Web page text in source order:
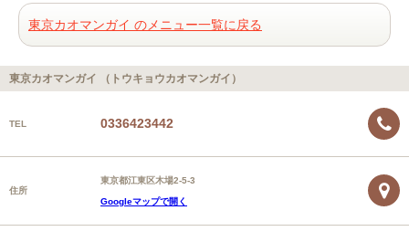
東京カオマンガイ のメニュー一覧に戻る
東京カオマンガイ （トウキョウカオマンガイ）
TEL 0336423442
住所
東京都江東区木場2-5-3
Googleマップで開く